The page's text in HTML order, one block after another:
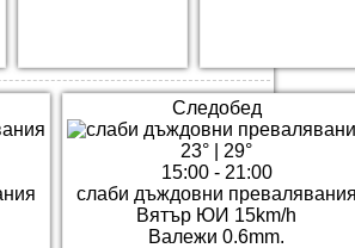
Следобед
23°
29°
15:00 - 21:00
слаби дъждовни превалявания
Вятър ЮИ 15km/h
Валежи 0.6mm.